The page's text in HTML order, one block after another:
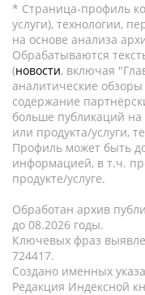
* Страница-профиль
услуги), технологии,
на основе анализа
Обрабатываются
(новости, включая
аналитические
содержание
больше публикаций
или продукта/услуги,
Профиль может быть
информацией, в т.ч.
продукте/услуге.
Обработан архив
до 08.2026 годы.
Ключевых фраз
724417.
Создано именных
Редакция Индексной